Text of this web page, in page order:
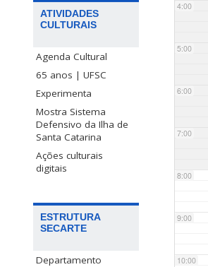
ATIVIDADES
CULTURAIS
Agenda Cultural
65 anos | UFSC
Experimenta
Mostra Sistema
Defensivo da Ilha de
Santa Catarina
Ações culturais
digitais
ESTRUTURA
SECARTE
Departamento
4:00
5:00
6:00
7:00
8:00
9:00
10:00